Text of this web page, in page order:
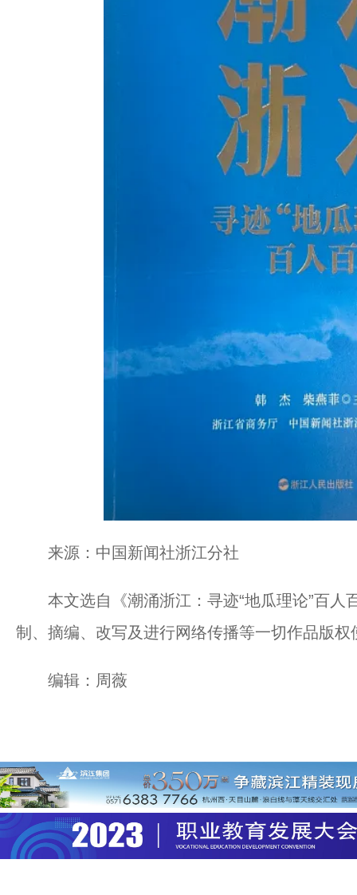
来源：中国新闻社浙江分社
本文选自《潮涌浙江：寻迹“地瓜理论”百人
制、摘编、改写及进行网络传播等一切作品版权
编辑：周薇